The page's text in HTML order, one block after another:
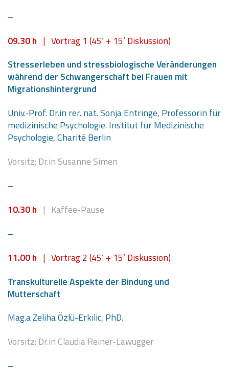
–
09.30 h | Vortrag 1 (45‘ + 15‘ Diskussion)
Stresserleben und stressbiologische Veränderungen
während der Schwangerschaft bei Frauen mit
Migrationshintergrund
Univ.-Prof. Dr.in rer. nat. Sonja Entringe, Professorin für
medizinische Psychologie. Institut für Medizinische
Psychologie, Charité Berlin
Vorsitz: Dr.in Susanne Simen
–
10.30 h | Kaffee-Pause
–
11.00 h | Vortrag 2 (45‘ + 15‘ Diskussion)
Transkulturelle Aspekte der Bindung und
Mutterschaft
Mag.a Zeliha Özlü-Erkilic, PhD.
Vorsitz: Dr.in Claudia Reiner-Lawugger
–